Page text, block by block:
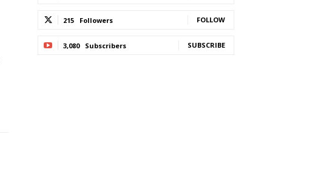
215 Followers FOLLOW
3,080 Subscribers SUBSCRIBE